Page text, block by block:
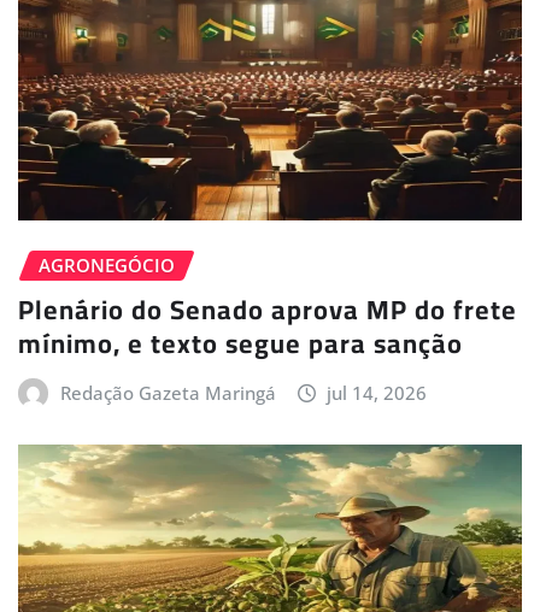
AGRONEGÓCIO
Plenário do Senado aprova MP do frete
mínimo, e texto segue para sanção
Redação Gazeta Maringá jul 14, 2026